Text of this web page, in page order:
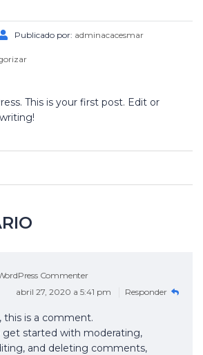
Publicado por: adminacacesmar
This is your first post. Edit or
Commenter
abril 27, 2020 a 5:41 pm
Responder
this is a comment.
get started with moderating,
and deleting comments,